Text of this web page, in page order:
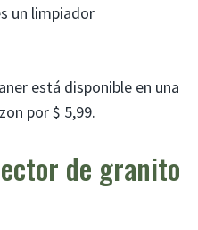
un limpiador
está disponible en una
por $ 5,99.
de granito